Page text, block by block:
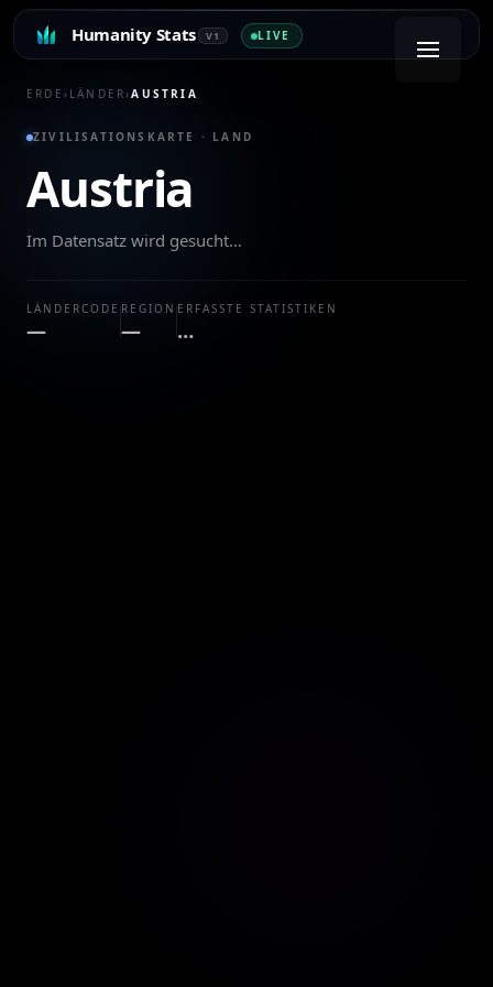
Humanity Stats V1 LIVE
ERDE › LÄNDER›AUSTRIA
ZIVILISATIONSKARTE · LAND
Austria
Im Datensatz wird gesucht…
LÄNDERCODE
—
REGION
—
ERFASSTE STATISTIKEN
…